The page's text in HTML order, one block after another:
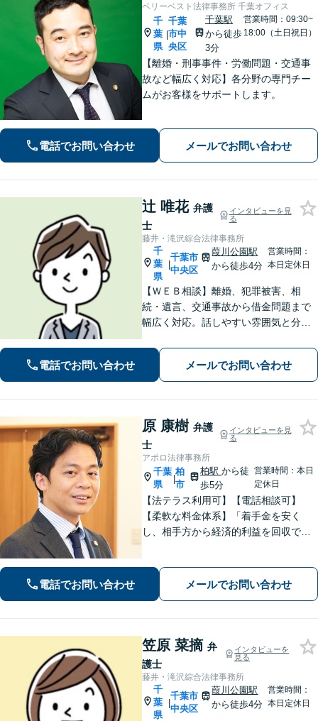
ベリーベスト法律事務所 千葉オフィス
千
葉
県
|
千葉
市中
央区
千葉駅
から徒歩
3分
営業時間：09:30~
18:00（土日祝日）
【離婚・刑事事件・労働問題・交通事
故など幅広く対応】各分野の専門チー
ムがお客様をサポートします。
電話でお問い合わせ メールでお問い合わせ
辻 唯花 弁護
士
インタビューを見
る
藤井・滝沢綜合法律事務所
千
葉
県
|
千葉市
中央区
葭川公園駅
から徒歩4分
営業時間：
本日定休日
【ＷＥＢ相談】離婚、犯罪被害、相
続・遺言、交通事故から借金問題まで
幅広く対応。話しやすい雰囲気と分か
者支援案件の豊富な経験で培った知見
でお話を十分にお聞きし、心に寄り添
い伴走します。まずは一度ご相談くだ
さい。
電話でお問い合わせ メールでお問い合わせ
原 康樹 弁護
士
インタビューを見
る
アポロ法律事務所
千葉
県
|
柏
市
柏駅から徒
歩5分
営業時間：本日
定休日
【法テラス利用可】【電話相談可】
【柔軟な料金体系】「着手金を安く
し、相手方から経済的利益を回収でき
通事故 など【柏駅5分】
電話でお問い合わせ メールでお問い合わせ
笠原 菜摘 弁
護士
インタビューを
見る
藤井・滝沢綜合法律事務所
千
葉
県
|
千葉市
中央区
葭川公園駅
から徒歩4分
営業時間：
本日定休日